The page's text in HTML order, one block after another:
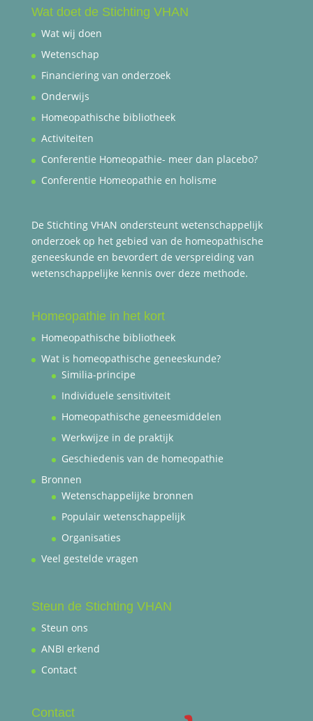
Wat doet de Stichting VHAN
Wat wij doen
Wetenschap
Financiering van onderzoek
Onderwijs
Homeopathische bibliotheek
Activiteiten
Conferentie Homeopathie- meer dan placebo?
Conferentie Homeopathie en holisme
De Stichting VHAN ondersteunt wetenschappelijk
onderzoek op het gebied van de homeopathische
geneeskunde en bevordert de verspreiding van
wetenschappelijke kennis over deze methode.
Homeopathie in het kort
Homeopathische bibliotheek
Wat is homeopathische geneeskunde?
Similia-principe
Individuele sensitiviteit
Homeopathische geneesmiddelen
Werkwijze in de praktijk
Geschiedenis van de homeopathie
Bronnen
Wetenschappelijke bronnen
Populair wetenschappelijk
Organisaties
Veel gestelde vragen
Steun de Stichting VHAN
Steun ons
ANBI erkend
Contact
Contact